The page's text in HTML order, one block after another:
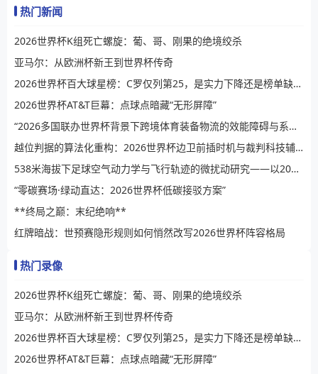
热门新闻
2026世界杯K组死亡螺旋：葡、哥、刚果的绝境绞杀
亚马尔：从欧洲杯新王到世界杯传奇
2026世界杯百大球星榜：C罗仅列第25，是实力下降还是榜单缺乏公信力？
2026世界杯AT&T巨幕：点球点暗藏“无形屏障”
“2026多国联办世界杯背景下跨境体育装备物流的效能障碍与系统性提升路径”
越位判据的算法化重构：2026世界杯边卫前插时机与裁判科技辅助决策的演进逻辑
538米海拔下足球空气动力学与飞行轨迹的微扰动研究——以2026世界杯BBVA球场为例
“零碳赛场·绿动直达：2026世界杯低碳接驳方案”
**终局之巅：末纪绝响**
红牌暗战：世预赛隐形规则如何悄然改写2026世界杯阵容格局
热门录像
2026世界杯K组死亡螺旋：葡、哥、刚果的绝境绞杀
亚马尔：从欧洲杯新王到世界杯传奇
2026世界杯百大球星榜：C罗仅列第25，是实力下降还是榜单缺乏公信力？
2026世界杯AT&T巨幕：点球点暗藏“无形屏障”